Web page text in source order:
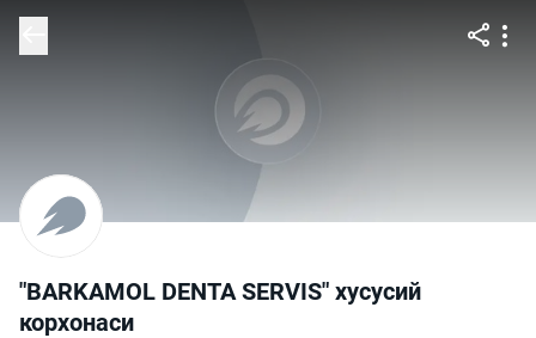
"BARKAMOL DENTA SERVIS" хусусий
корхонаси